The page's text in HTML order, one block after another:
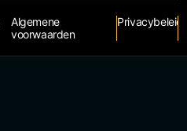
Algemene
voorwaarden
Privacybeleid